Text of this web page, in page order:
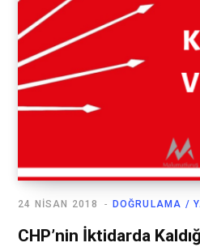
DOĞRULAMA /
24 NISAN 2018
CHP’nin İktidarda